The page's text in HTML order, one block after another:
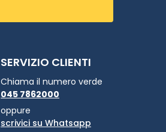
SERVIZIO CLIENTI
Chiama il numero verde
045 7862000
oppure
scrivici su Whatsapp